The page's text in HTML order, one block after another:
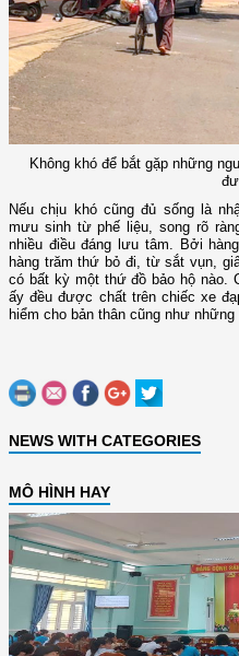
Không khó để bắt gặp những
Nếu chịu khó cũng đủ sống là
mưu sinh từ phế liệu, song rõ
nhiều điều đáng lưu tâm. Bởi
hàng trăm thứ bỏ đi, từ sắt vụn,
có bất kỳ một thứ đồ bảo hộ nào.
ấy đều được chất trên chiếc xe
hiểm cho bản thân cũng như những
NEWS WITH CATEGORIES
MÔ HÌNH HAY